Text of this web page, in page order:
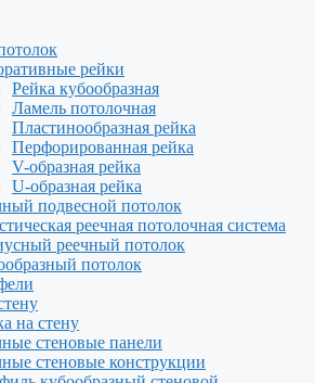
рейки
Рейка кубообразная
Ламель потолочная
Пластинообразная рейка
Перфорированная рейка
V-образная рейка
U-образная рейка
подвесной потолок
реечная потолочная система
реечный потолок
потолок
на стену
стеновые панели
стеновые конструкции